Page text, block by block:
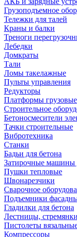
Грузоподъемное
Тележки для талей
Краны и балки
Треноги
Лебедки
Домкраты
Тали
Ломы такелажные
Пульты управления
Редукторы
Платформы грузовые
Строительное
Бетоносмесители
Тачки строительные
Вибротехника
Станки
Бадьи для бетона
Затирочные машины
Пушки тепловые
Швонарезчики
Сварочное
Подъемники
Гладилки для бетона
Лестницы,
Пистолеты
Компрессоры